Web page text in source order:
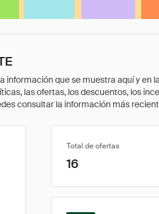
información que se muestra aquí y
las ofertas, los descuentos, los
consultar la información más
Total de ofertas
16